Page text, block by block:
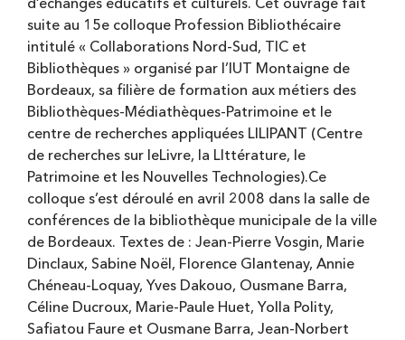
d’échanges éducatifs et culturels. Cet ouvrage fait
suite au 15e colloque Profession Bibliothécaire
intitulé « Collaborations Nord-Sud, TIC et
Bibliothèques » organisé par l’IUT Montaigne de
Bordeaux, sa filière de formation aux métiers des
Bibliothèques-Médiathèques-Patrimoine et le
centre de recherches appliquées LILIPANT (Centre
de recherches sur leLivre, la LIttérature, le
Patrimoine et les Nouvelles Technologies).Ce
colloque s’est déroulé en avril 2008 dans la salle de
conférences de la bibliothèque municipale de la ville
de Bordeaux. Textes de : Jean-Pierre Vosgin, Marie
Dinclaux, Sabine Noël, Florence Glantenay, Annie
Chéneau-Loquay, Yves Dakouo, Ousmane Barra,
Céline Ducroux, Marie-Paule Huet, Yolla Polity,
Safiatou Faure et Ousmane Barra, Jean-Norbert